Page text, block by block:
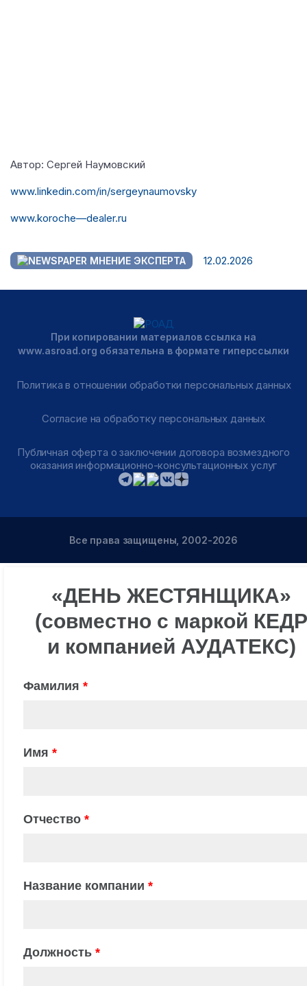
Автор: Сергей Наумовский
www.linkedin.com/in/sergeynaumovsky
www.koroche—dealer.ru
МНЕНИЕ ЭКСПЕРТА 12.02.2026
При копировании материалов ссылка на
www.asroad.org обязательна в формате гиперссылки
Политика в отношении обработки персональных данных
Согласие на обработку персональных данных
Публичная оферта о заключении договора возмездного
оказания информационно-консультационных услуг
Все права защищены, 2002-2026